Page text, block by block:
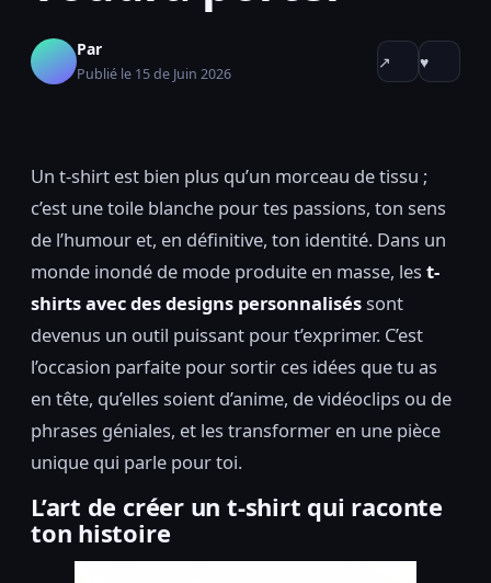
Par
Publié le 15 de Juin 2026
↗ ♥
Un t-shirt est bien plus qu’un morceau de tissu ;
c’est une toile blanche pour tes passions, ton sens
de l’humour et, en définitive, ton identité. Dans un
monde inondé de mode produite en masse, les t-
shirts avec des designs personnaliséssont
devenus un outil puissant pour t’exprimer. C’est
l’occasion parfaite pour sortir ces idées que tu as
en tête, qu’elles soient d’anime, de vidéoclips ou de
phrases géniales, et les transformer en une pièce
unique qui parle pour toi.
L’art de créer un t-shirt qui raconte
ton histoire